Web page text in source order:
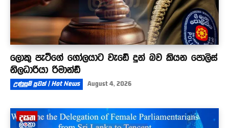
ලොකු පැටීගේ ගෝලයාට වැඩේ දුන් බව කියන පොලිස්
නිලධාරියා රිමාන්ඩ්
උණුසුම් පුවත් | Hot News August 4, 2026